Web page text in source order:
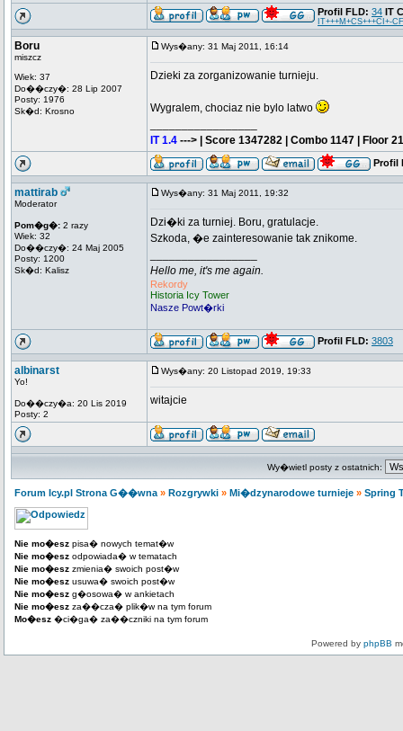
Profil FLD: 34 IT
IT+++M+CS+++CI+-
Boru
miszcz
Wiek: 37
Do��czy�: 28 Lip 2007
Posty: 1976
Sk�d: Krosno
Wys�any: 31 Maj 2011, 16:14
Dzieki za zorganizowanie turnieju.
Wygralem, chociaz nie bylo latwo
IT 1.4 ---> | Score 1347282 | Combo 1147 | Floor
Profil
mattirab
Moderator
Pom�g�: 2 razy
Wiek: 32
Do��czy�: 24 Maj 2005
Posty: 1200
Sk�d: Kalisz
Wys�any: 31 Maj 2011, 19:32
Dzi�ki za turniej. Boru, gratulacje.
Szkoda, �e zainteresowanie tak znikome.
Hello me, it's me again.
Rekordy
Historia Icy Tower
Nasze Powt�rki
Profil FLD: 3803
albinarst
Yo!
Do��czy�a: 20 Lis 2019
Posty: 2
Wys�any: 20 Listopad 2019, 19:33
witajcie
Wy�wietl posty z ostatnich:
Forum Icy.pl Strona G��wna » Rozgrywki » Mi�dzynarodowe turnieje » Spring
Nie mo�esz pisa� nowych temat�w
Nie mo�esz odpowiada� w tematach
Nie mo�esz zmienia� swoich post�w
Nie mo�esz usuwa� swoich post�w
Nie mo�esz g�osowa� w ankietach
Nie mo�esz za��cza� plik�w na tym forum
Mo�esz �ci�ga� za��czniki na tym forum
Powered by phpBB